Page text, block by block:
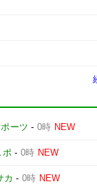
ーツ - 0時 NEW
ポ- 0時 NEW
カ - 0時 NEW